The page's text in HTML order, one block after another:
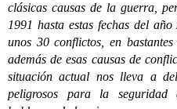
clásicas causas de la guerra,
1991 hasta estas fechas del
unos 30 conflictos, en bastantes
además de esas causas de
situación actual nos lleva a
peligrosos para la seguridad